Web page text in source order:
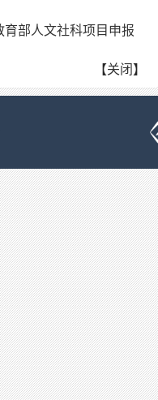
部人文社科项目申报
【关闭 】